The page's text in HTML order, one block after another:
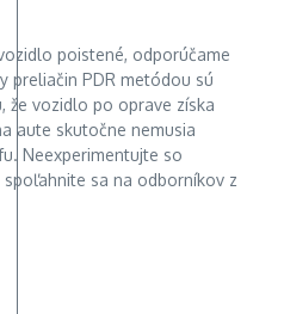
poistené, odporúčame
preliačin PDR metódou sú
že vozidlo po oprave získa
aute skutočne nemusia
Neexperimentujte so
sa na odborníkov z